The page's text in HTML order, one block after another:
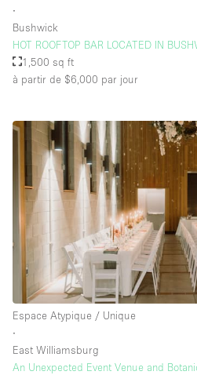
∙
Bushwick
HOT ROOFTOP BAR LOCATED IN
1,500 sq ft
à partir de $6,000 par jour
Espace Atypique / Unique
∙
East Williamsburg
An Unexpected Event Venue and